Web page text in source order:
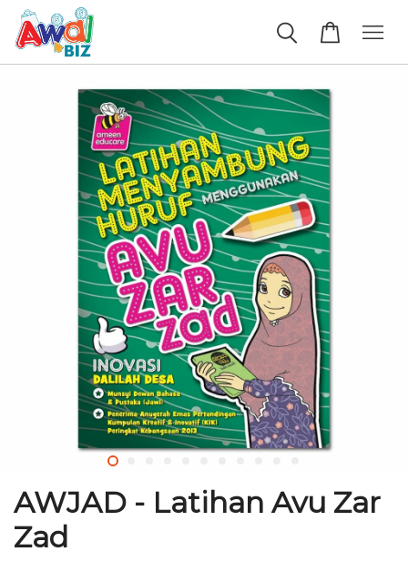
AWJAD - Latihan Avu Zar
Zad